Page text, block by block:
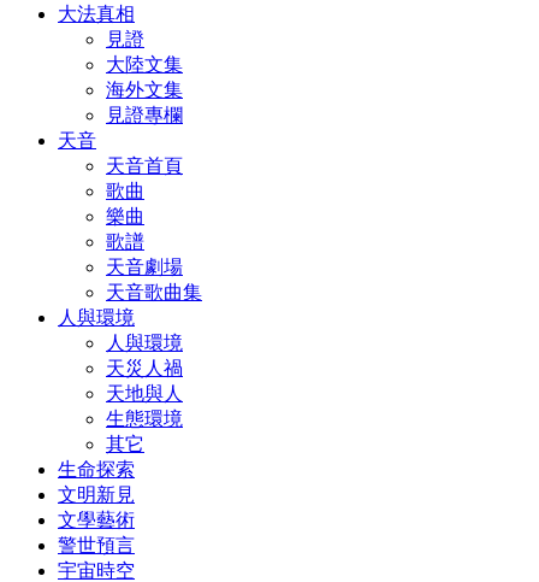
大法真相
見證
大陸文集
海外文集
見證專欄
天音
天音首頁
歌曲
樂曲
歌譜
天音劇場
天音歌曲集
人與環境
人與環境
天災人禍
天地與人
生態環境
其它
生命探索
文明新見
文學藝術
警世預言
宇宙時空